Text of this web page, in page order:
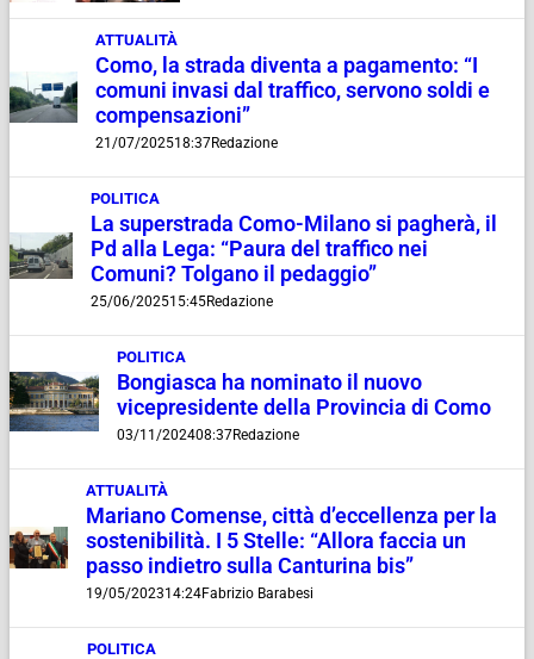
ATTUALITÀ
Como, la strada diventa a pagamento: “I
comuni invasi dal traffico, servono soldi e
compensazioni”
21/07/202518:37Redazione
POLITICA
La superstrada Como-Milano si pagherà, il
Pd alla Lega: “Paura del traffico nei
Comuni? Tolgano il pedaggio”
25/06/202515:45Redazione
POLITICA
Bongiasca ha nominato il nuovo
vicepresidente della Provincia di Como
03/11/202408:37Redazione
ATTUALITÀ
Mariano Comense, città d’eccellenza per la
sostenibilità. I 5 Stelle: “Allora faccia un
passo indietro sulla Canturina bis”
19/05/202314:24Fabrizio Barabesi
POLITICA